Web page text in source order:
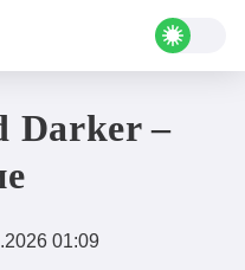
и биомы
измерение
Darker –
01:09